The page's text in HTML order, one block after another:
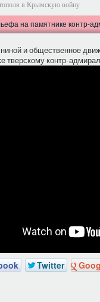
в Крымскую войну
на памятнике контр-
и общественное
тверскому контр-
Twitter